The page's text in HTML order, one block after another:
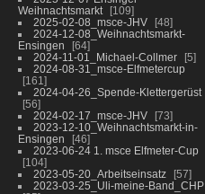
Weihnachtsmarkt
109
2025-02-08_msce-JHV
48
2024-12-08_Weihnachtsmarkt-
Ensingen
64
2024-11-01_Michael-Collmer
5
2024-08-31_msce-Elfmetercup
161
2024-04-26_Spende-Klettergerüst
56
2024-02-17_msce-JHV
73
2023-12-10_Weihnachtsmarkt-in-
Ensingen
46
2023-06-24 1. msce Elfmeter-Cup
104
2023-05-20_Arbeitseinsatz
57
2023-03-25_Uli-meine-Band_CHP